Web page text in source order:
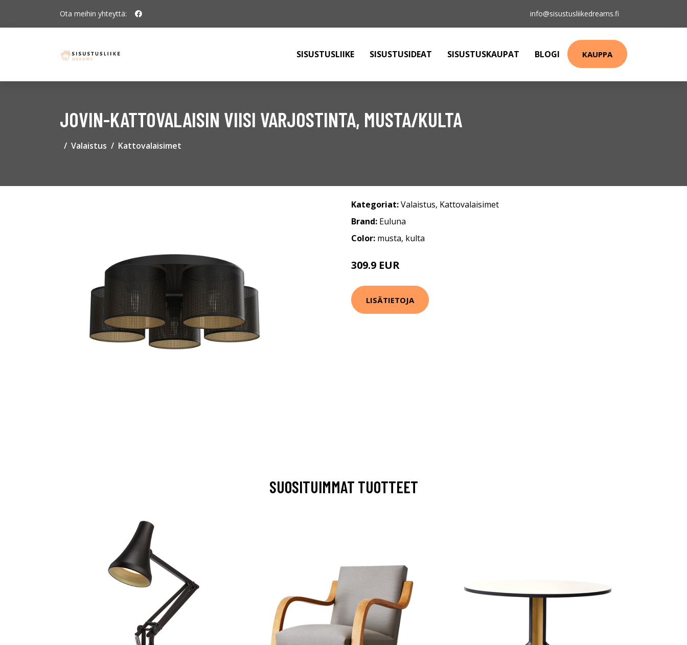
Ota meihin yhteyttä: info@sisustusliikedreams.fi
SISUSTUSLIIKE SISUSTUSIDEAT SISUSTUSKAUPAT BLOGI KAUPPA
JOVIN-KATTOVALAISIN VIISI VARJOSTINTA, MUSTA/KULTA
Valaistus Kattovalaisimet
Kategoriat:Valaistus, Kattovalaisimet
Brand: Euluna
Color: musta, kulta
309.9 EUR
LISÄTIETOJA
SUOSITUIMMAT TUOTTEET